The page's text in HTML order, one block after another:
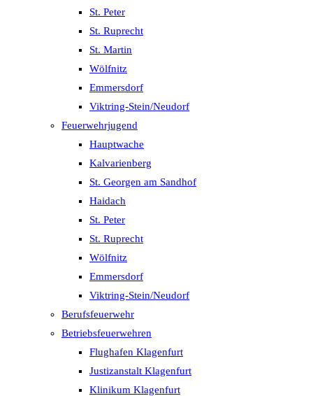
St. Peter
St. Ruprecht
St. Martin
Wölfnitz
Emmersdorf
Viktring-Stein/Neudorf
Feuerwehrjugend
Hauptwache
Kalvarienberg
St. Georgen am Sandhof
Haidach
St. Peter
St. Ruprecht
Wölfnitz
Emmersdorf
Viktring-Stein/Neudorf
Berufsfeuerwehr
Betriebsfeuerwehren
Flughafen Klagenfurt
Justizanstalt Klagenfurt
Klinikum Klagenfurt